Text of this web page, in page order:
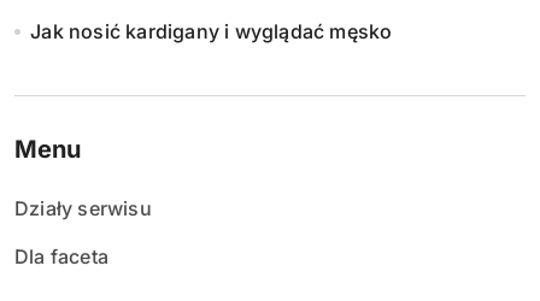
Jak nosić kardigany i wyglądać męsko
Menu
Działy serwisu
Dla faceta